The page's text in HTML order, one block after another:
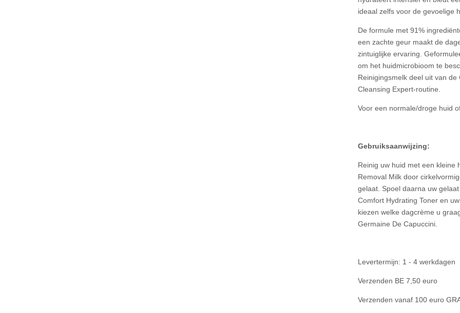
ideaal zelfs voor de gevoelige
De formule met 91%
een zachte geur maakt de
zintuiglijke ervaring.
om het huidmicrobioom te
Reinigingsmelk deel uit van
Cleansing Expert-routine.
Voor een normale/droge huid
Gebruiksaanwijzing:
Reinig uw huid met een kleine
Removal Milk door
gelaat. Spoel daarna uw
Comfort Hydrating Toner en
kiezen welke dagcrème u
Germaine De Capuccini.
Levertermijn: 1 - 4 werkdagen
Verzenden BE 7,50 euro
Verzenden vanaf 100 euro